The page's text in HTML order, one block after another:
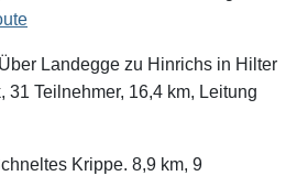
Landegge zu Hinrichs in Hilter
31 Teilnehmer, 16,4 km, Leitung
Krippe. 8,9 km, 9